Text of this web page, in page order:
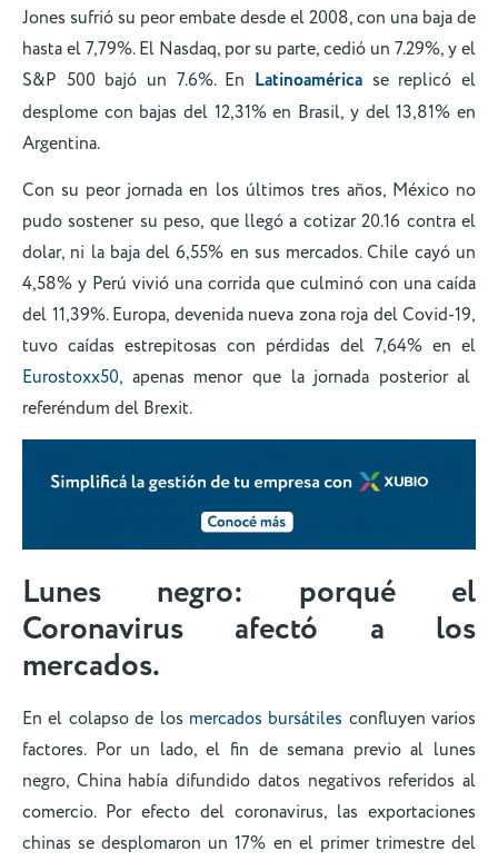
Jones sufrió su peor embate desde el 2008, con una baja de
hasta el 7,79%. El Nasdaq, por su parte, cedió un 7.29%, y el
S&P 500 bajó un 7.6%. En Latinoamérica se replicó el
desplome con bajas del 12,31% en Brasil, y del 13,81% en
Argentina.
Con su peor jornada en los últimos tres años, México no
pudo sostener su peso, que llegó a cotizar 20.16 contra el
dolar, ni la baja del 6,55% en sus mercados. Chile cayó un
4,58% y Perú vivió una corrida que culminó con una caída
del 11,39%. Europa, devenida nueva zona roja del Covid-19,
tuvo caídas estrepitosas con pérdidas del 7,64% en el
Eurostoxx50, apenas menor que la jornada posterior al
referéndum del Brexit.
Lunes negro: porqué el
Coronavirus afectó a los
mercados.
En el colapso de los mercados bursátiles confluyen varios
factores. Por un lado, el fin de semana previo al lunes
negro, China había difundido datos negativos referidos al
comercio. Por efecto del coronavirus, las exportaciones
chinas se desplomaron un 17% en el primer trimestre del